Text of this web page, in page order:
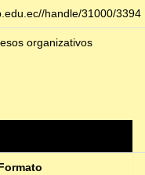
handle/31000/3394
organizativos